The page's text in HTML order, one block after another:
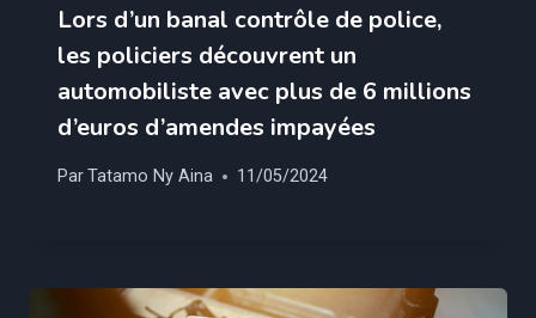
Lors d’un banal contrôle de police,
les policiers découvrent un
automobiliste avec plus de 6 millions
d’euros d’amendes impayées
ParTatamo Ny Aina 11/05/2024